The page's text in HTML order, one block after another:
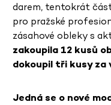
darem, tentokrát
pro pražské
zásahové obleky s
zakoupila 12 kusů
dokoupil tři kusy
Jedná se o nové